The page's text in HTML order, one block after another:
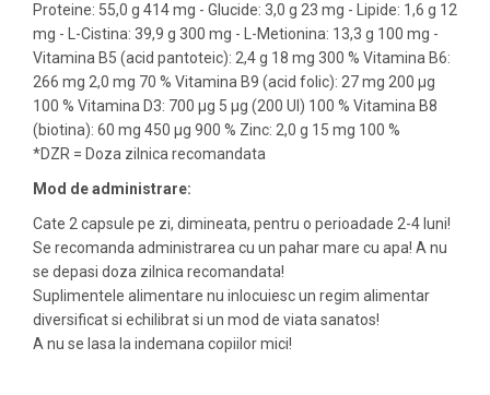
Proteine: 55,0 g 414 mg - Glucide: 3,0 g 23 mg - Lipide: 1,6 g 12
mg - L-Cistina: 39,9 g 300 mg - L-Metionina: 13,3 g 100 mg -
Vitamina B5 (acid pantoteic): 2,4 g 18 mg 300 % Vitamina B6:
266 mg 2,0 mg 70 % Vitamina B9 (acid folic): 27 mg 200 µg
100 % Vitamina D3: 700 µg 5 µg (200 UI) 100 % Vitamina B8
(biotina): 60 mg 450 µg 900 % Zinc: 2,0 g 15 mg 100 %
*DZR = Doza zilnica recomandata
Mod de administrare:
Cate 2 capsule pe zi, dimineata, pentru o perioadade 2-4 luni!
Se recomanda administrarea cu un pahar mare cu apa! A nu
se depasi doza zilnica recomandata!
Suplimentele alimentare nu inlocuiesc un regim alimentar
diversificat si echilibrat si un mod de viata sanatos!
A nu se lasa la indemana copiilor mici!